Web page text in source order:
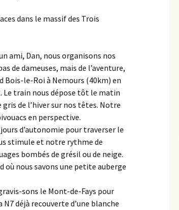
dans le massif des Trois
ami, Dan, nous organisons nos
de dameuses, mais de l’aventure,
Bois-le-Roi à Nemours (40km) en
Le train nous dépose tôt le matin
de l’hiver sur nos têtes. Notre
en perspective.
jours d’autonomie pour traverser le
stimule et notre rythme de
bombés de grésil ou de neige.
où nous savons une petite auberge
sons le Mont-de-Fays pour
déjà recouverte d’une blanche